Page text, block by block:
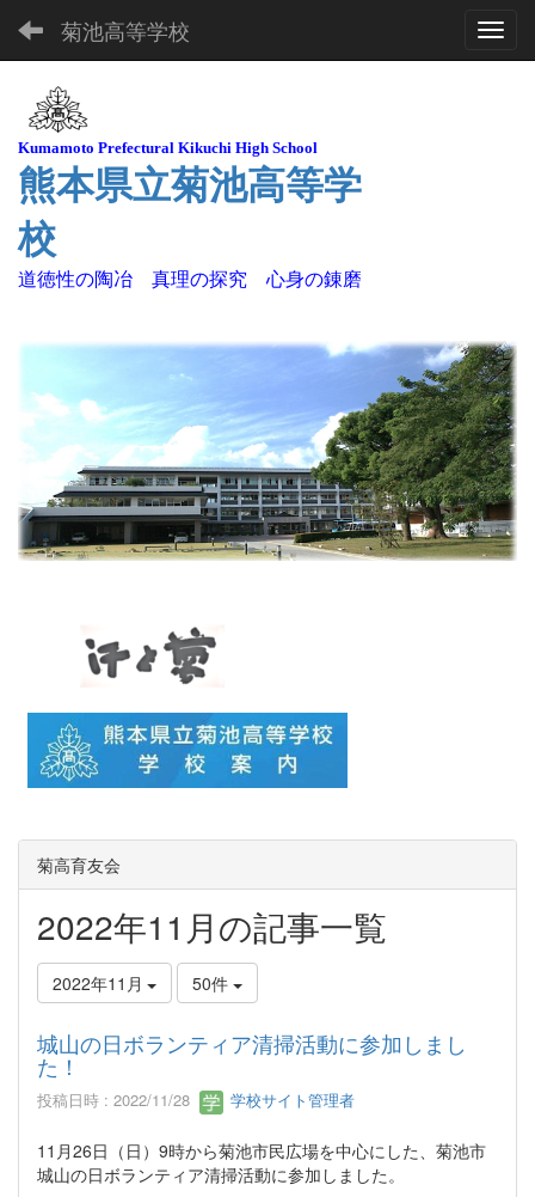
菊池高等学校
Kumamoto Prefectural Kikuchi High School
熊本県立菊池高等学
校
道徳性の陶冶 真理の探究 心身の錬磨
菊高育友会
2022年11月の記事一覧
2022年11月 50件
城山の日ボランティア清掃活動に参加しまし
た！
投稿日時 : 2022/11/28 学校サイト管理者
11月26日（日）9時から菊池市民広場を中心にした、菊池市
城山の日ボランティア清掃活動に参加しました。